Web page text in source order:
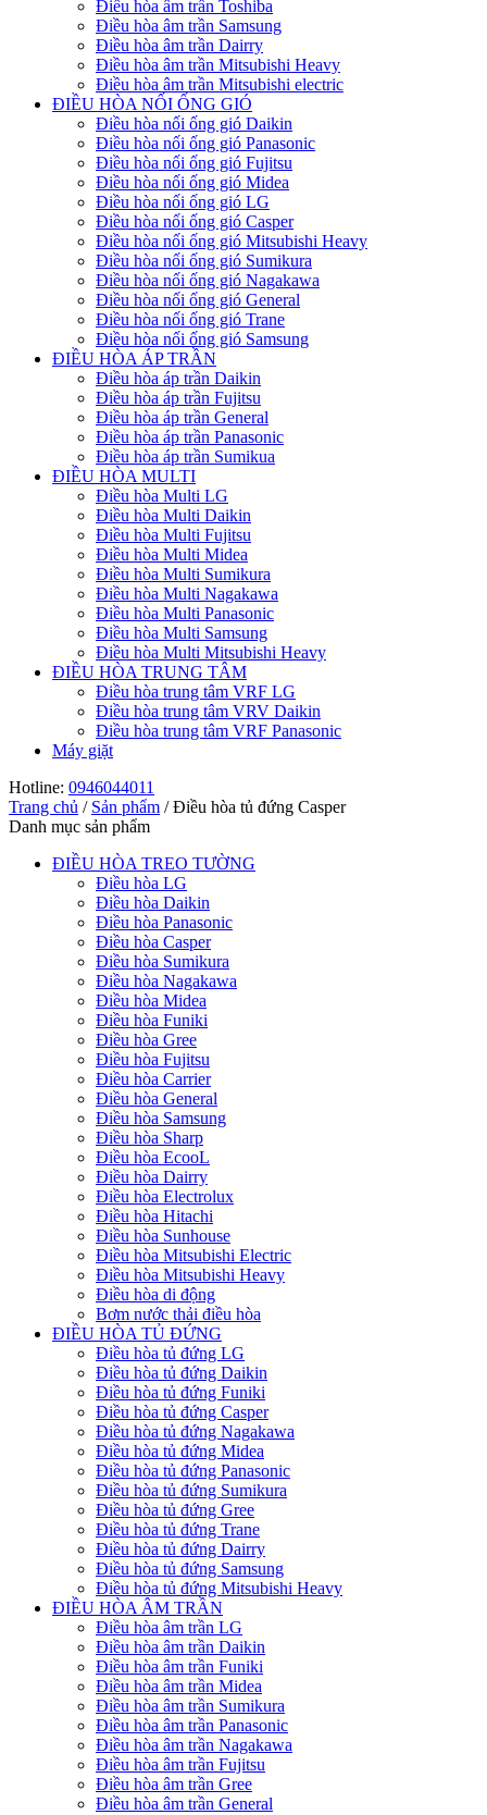
Điều hòa âm trần Toshiba
Điều hòa âm trần Samsung
Điều hòa âm trần Dairry
Điều hòa âm trần Mitsubishi Heavy
Điều hòa âm trần Mitsubishi electric
ĐIỀU HÒA NỐI ỐNG GIÓ
Điều hòa nối ống gió Daikin
Điều hòa nối ống gió Panasonic
Điều hòa nối ống gió Fujitsu
Điều hòa nối ống gió Midea
Điều hòa nối ống gió LG
Điều hòa nối ống gió Casper
Điều hòa nối ống gió Mitsubishi Heavy
Điều hòa nối ống gió Sumikura
Điều hòa nối ống gió Nagakawa
Điều hòa nối ống gió General
Điều hòa nối ống gió Trane
Điều hòa nối ống gió Samsung
ĐIỀU HÒA ÁP TRẦN
Điều hòa áp trần Daikin
Điều hòa áp trần Fujitsu
Điều hòa áp trần General
Điều hòa áp trần Panasonic
Điều hòa áp trần Sumikua
ĐIỀU HÒA MULTI
Điều hòa Multi LG
Điều hòa Multi Daikin
Điều hòa Multi Fujitsu
Điều hòa Multi Midea
Điều hòa Multi Sumikura
Điều hòa Multi Nagakawa
Điều hòa Multi Panasonic
Điều hòa Multi Samsung
Điều hòa Multi Mitsubishi Heavy
ĐIỀU HÒA TRUNG TÂM
Điều hòa trung tâm VRF LG
Điều hòa trung tâm VRV Daikin
Điều hòa trung tâm VRF Panasonic
Máy giặt
Hotline: 0946044011
Trang chủ / Sản phẩm /Điều hòa tủ đứng Casper
Danh mục sản phẩm
ĐIỀU HÒA TREO TƯỜNG
Điều hòa LG
Điều hòa Daikin
Điều hòa Panasonic
Điều hòa Casper
Điều hòa Sumikura
Điều hòa Nagakawa
Điều hòa Midea
Điều hòa Funiki
Điều hòa Gree
Điều hòa Fujitsu
Điều hòa Carrier
Điều hòa General
Điều hòa Samsung
Điều hòa Sharp
Điều hòa EcooL
Điều hòa Dairry
Điều hòa Electrolux
Điều hòa Hitachi
Điều hòa Sunhouse
Điều hòa Mitsubishi Electric
Điều hòa Mitsubishi Heavy
Điều hòa di động
Bơm nước thải điều hòa
ĐIỀU HÒA TỦ ĐỨNG
Điều hòa tủ đứng LG
Điều hòa tủ đứng Daikin
Điều hòa tủ đứng Funiki
Điều hòa tủ đứng Casper
Điều hòa tủ đứng Nagakawa
Điều hòa tủ đứng Midea
Điều hòa tủ đứng Panasonic
Điều hòa tủ đứng Sumikura
Điều hòa tủ đứng Gree
Điều hòa tủ đứng Trane
Điều hòa tủ đứng Dairry
Điều hòa tủ đứng Samsung
Điều hòa tủ đứng Mitsubishi Heavy
ĐIỀU HÒA ÂM TRẦN
Điều hòa âm trần LG
Điều hòa âm trần Daikin
Điều hòa âm trần Funiki
Điều hòa âm trần Midea
Điều hòa âm trần Sumikura
Điều hòa âm trần Panasonic
Điều hòa âm trần Nagakawa
Điều hòa âm trần Fujitsu
Điều hòa âm trần Gree
Điều hòa âm trần General